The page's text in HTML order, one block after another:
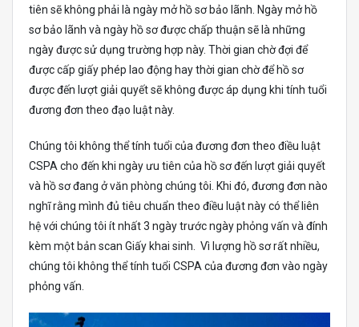
tiên sẽ không phải là ngày mở hồ sơ bảo lãnh. Ngày mở hồ
sơ bảo lãnh và ngày hồ sơ được chấp thuận sẽ là những
ngày được sử dụng trường hợp này. Thời gian chờ đợi để
được cấp giấy phép lao động hay thời gian chờ để hồ sơ
được đến lượt giải quyết sẽ không được áp dụng khi tính tuổi
đương đơn theo đạo luật này.
Chúng tôi không thể tính tuổi của đương đơn theo điều luật
CSPA cho đến khi ngày ưu tiên của hồ sơ đến lượt giải quyết
và hồ sơ đang ở văn phòng chúng tôi. Khi đó, đương đơn nào
nghĩ rằng mình đủ tiêu chuẩn theo điều luật này có thể liên
hệ với chúng tôi ít nhất 3 ngày trước ngày phỏng vấn và đính
kèm một bản scan Giấy khai sinh. Vì lượng hồ sơ rất nhiều,
chúng tôi không thể tính tuổi CSPA của đương đơn vào ngày
phỏng vấn.